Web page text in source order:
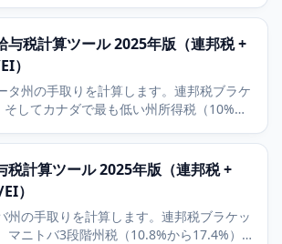
与税計算ツール 2025年版（連邦税 +
）
タ州の手取りを計算します。連邦税ブラケ
そしてカナダで最も低い州所得税（10%か
税計算ツール 2025年版（連邦税 +
）
州の手取りを計算します。連邦税ブラケッ
マニトバ3段階州税（10.8%から17.4%）